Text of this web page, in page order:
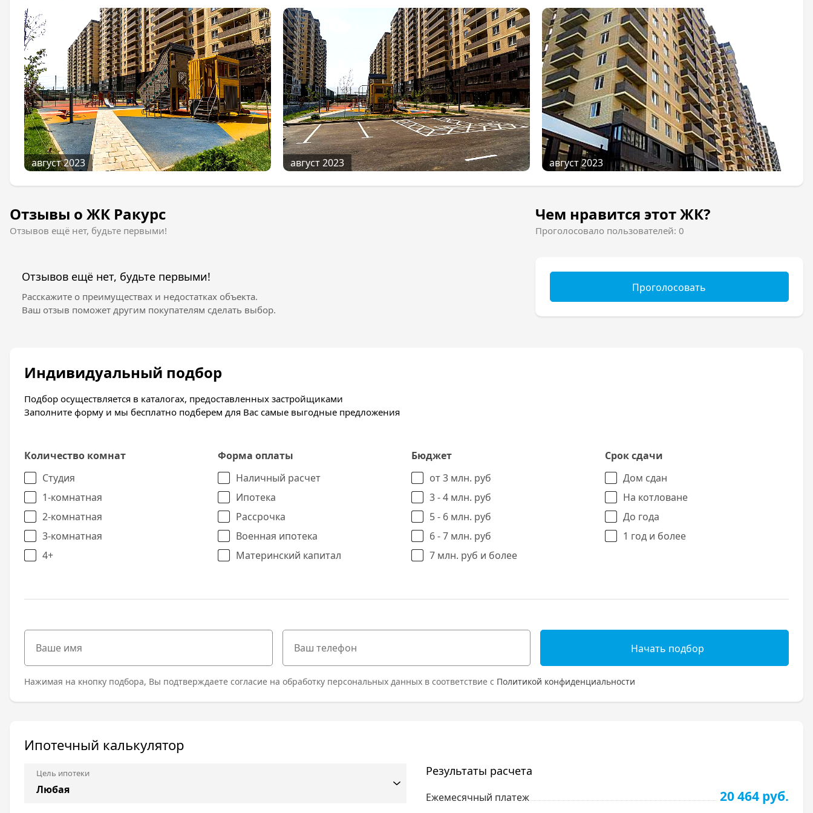
Также имеются спортивные площадки с большим количеством тренажеров. Для отдыха –
специальные зоны, беседки и прогулочные аллеи с ландшафтным озеленением. Для автомобилей –
наземный паркинг, рассчитанный на множество машин.
Отделка квартир
Приобрести квартиру в ЖК Ракурс вы можете с предчистовой отделкой. Следовательно, будет
выполнена стяжка пола, установлена не только металлическая дверь, но и стеклопакеты, и приборы
учета. Стены будут отштукатурены.
Предлагаем вам ознакомиться с отзывами, планировками и ценами на нашем сайте.
август 2023 август 2023 август 2023
Отзывы о ЖК Ракурс
Отзывов ещё нет, будьте первыми!
Отзывов ещё нет, будьте первыми!
Расскажите о преимуществах и недостатках объекта.
Ваш отзыв поможет другим покупателям сделать выбор.
Чем нравится этот ЖК?
Проголосовало пользователей: 0
Проголосовать
Индивидуальный подбор
Подбор осуществляется в каталогах, предоставленных застройщиками
Заполните форму и мы бесплатно подберем для Вас самые выгодные предложения
Количество комнат
Студия
1-комнатная
2-комнатная
3-комнатная
4+
Форма оплаты
Наличный расчет
Ипотека
Рассрочка
Военная ипотека
Материнский капитал
Бюджет
от 3 млн. руб
3 - 4 млн. руб
5 - 6 млн. руб
6 - 7 млн. руб
7 млн. руб и более
Срок сдачи
Дом сдан
На котловане
До года
1 год и более
Начать подбор
Нажимая на кнопку подбора, Вы подтверждаете согласие на обработку персональных данных в соответствие с Политикой конфиденциальности
Ипотечный калькулятор
Цель ипотеки Результаты расчета
Ежемесячный платеж 20 464 руб.